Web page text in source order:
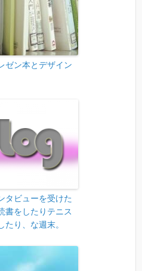
ゼン本とデザイン
タビューを受けた
書をしたりテニス
たり、な週末。